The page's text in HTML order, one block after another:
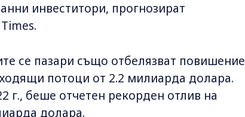
инвеститори, прогнозират
се пазари също отбелязват повишение
потоци от 2.2 милиарда долара.
г., беше отчетен рекорден отлив на
долара.